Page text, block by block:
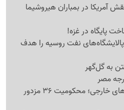
آمریکا در بمباران هیروشیما
پایگاه در غزه!
نفت روسیه را هدف
به گل‌گهر
مصر
تشدید برخورد مسکو با نیروهای خارجی؛ محکومیت 36 مزدور